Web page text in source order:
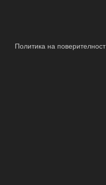
Политика на поверителност